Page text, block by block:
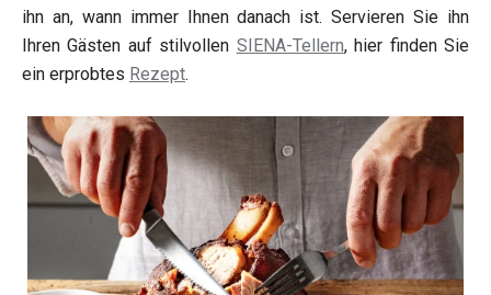
ihn an, wann immer Ihnen danach ist. Servieren Sie ihn
Ihren Gästen auf stilvollen SIENA-Tellern, hier finden Sie
ein erprobtes Rezept.